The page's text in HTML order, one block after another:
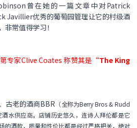
曾在她的一篇文章中对Patrick
Javillier优秀的葡萄园管理让它的村级酒
常值得学习！
专家Clive Coates 称赞其是 “The King
古老的酒商BBR （全称为Berry Bros & Rudd
水供应商。店铺历史悠久，连诗人拜伦都是它
的酒款，质量和性价比都是经过严格把关，绝对